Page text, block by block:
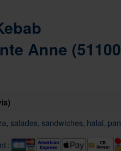
Anne
salades, sandwiches, halal,
: